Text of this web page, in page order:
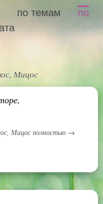
по темам
по
Мицос
Мицос полностью →